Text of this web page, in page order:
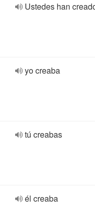
Ustedes han
yo creaba
tú creabas
él creaba